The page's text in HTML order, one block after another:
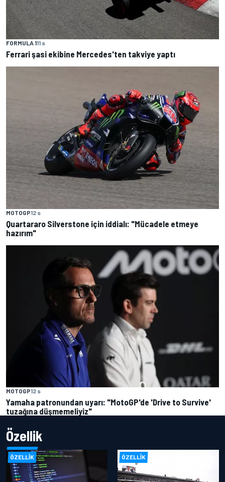
FORMULA 111 s
Ferrari şasi ekibine Mercedes'ten takviye yaptı
MOTOGP12 s
Quartararo Silverstone için iddialı: "Mücadele etmeye
hazırım"
MOTOGP12 s
Yamaha patronundan uyarı: "MotoGP'de 'Drive to Survive'
tuzağına düşmemeliyiz"
Özellik
ÖZELLIK ÖZELLIK